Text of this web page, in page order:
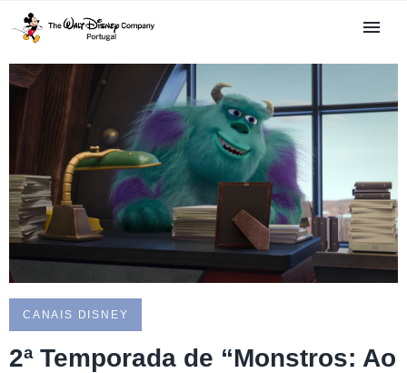
CANAIS DISNEY
2ª Temporada de “Monstros: Ao